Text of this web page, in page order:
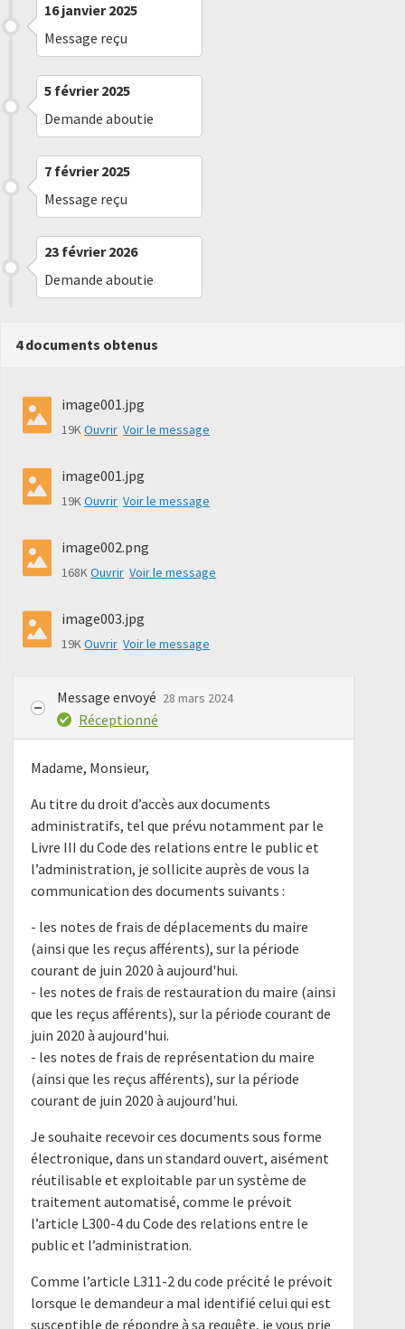
16 janvier 2025
Message reçu
5 février 2025
Demande aboutie
7 février 2025
Message reçu
23 février 2026
Demande aboutie
4 documents obtenus
image001.jpg
19KOuvrir Voir le message
image001.jpg
19KOuvrir Voir le message
image002.png
168KOuvrir Voir le message
image003.jpg
19KOuvrir Voir le message
Message envoyé 28 mars 2024
Réceptionné
Madame, Monsieur,
Au titre du droit d’accès aux documents
administratifs, tel que prévu notamment par le
Livre III du Code des relations entre le public et
l’administration, je sollicite auprès de vous la
communication des documents suivants :
- les notes de frais de déplacements du maire
(ainsi que les reçus afférents), sur la période
courant de juin 2020 à aujourd'hui.
- les notes de frais de restauration du maire (ainsi
que les reçus afférents), sur la période courant de
juin 2020 à aujourd'hui.
- les notes de frais de représentation du maire
(ainsi que les reçus afférents), sur la période
courant de juin 2020 à aujourd'hui.
Je souhaite recevoir ces documents sous forme
électronique, dans un standard ouvert, aisément
réutilisable et exploitable par un système de
traitement automatisé, comme le prévoit
l’article L300-4 du Code des relations entre le
public et l’administration.
Comme l’article L311-2 du code précité le prévoit
lorsque le demandeur a mal identifié celui qui est
susceptible de répondre à sa requête, je vous prie